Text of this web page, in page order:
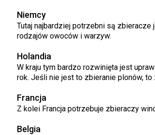
Niemcy
Tutaj najbardziej potrzebni są zbieracze
rodzajów owoców i warzyw.
Holandia
W kraju tym bardzo rozwinięta jest
rok. Jeśli nie jest to zbieranie plonów,
Francja
Z kolei Francja potrzebuje zbieraczy
Belgia